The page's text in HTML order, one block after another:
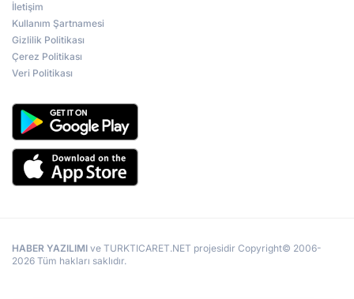
İletişim
Kullanım Şartnamesi
Gizlilik Politikası
Çerez Politikası
Veri Politikası
HABER YAZILIMI ve TURKTICARET.NET projesidir Copyright© 2006-
2026 Tüm hakları saklıdır.